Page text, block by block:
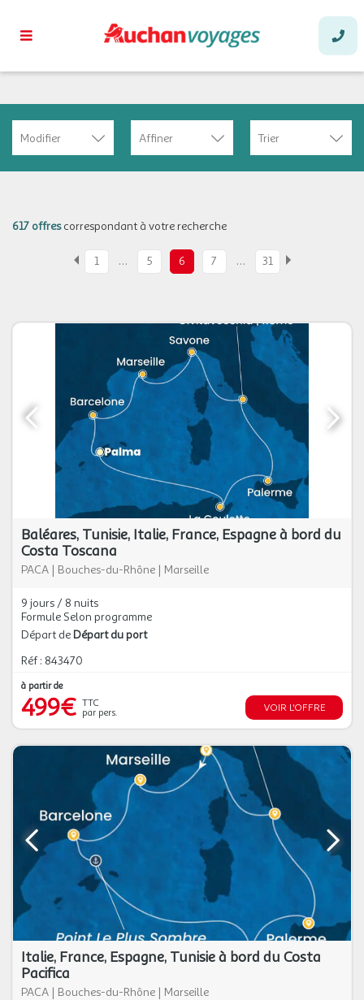
Modifier Affiner Trier
617 offrescorrespondant à votre recherche
1 … 5 6 7 … 31
Baléares, Tunisie, Italie, France, Espagne à bord du
Costa Toscana
PACA | Bouches-du-Rhône | Marseille
9 jours / 8 nuits
Formule Selon programme
Départ de Départ du port
Réf : 843470
à partir de
499€ TTC
par pers.
VOIR L'OFFRE
Italie, France, Espagne, Tunisie à bord du Costa
Pacifica
PACA | Bouches-du-Rhône | Marseille